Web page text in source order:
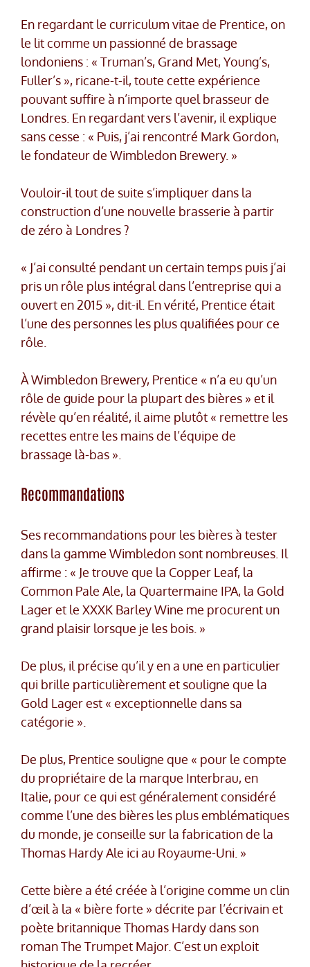
En regardant le curriculum vitae de Prentice, on
le lit comme un passionné de brassage
londoniens : « Truman’s, Grand Met, Young’s,
Fuller’s », ricane-t-il, toute cette expérience
pouvant suffire à n’importe quel brasseur de
Londres. En regardant vers l’avenir, il explique
sans cesse : « Puis, j’ai rencontré Mark Gordon,
le fondateur de Wimbledon Brewery. »
Vouloir-il tout de suite s’impliquer dans la
construction d’une nouvelle brasserie à partir
de zéro à Londres ?
« J’ai consulté pendant un certain temps puis j’ai
pris un rôle plus intégral dans l’entreprise qui a
ouvert en 2015 », dit-il. En vérité, Prentice était
l’une des personnes les plus qualifiées pour ce
rôle.
À Wimbledon Brewery, Prentice « n’a eu qu’un
rôle de guide pour la plupart des bières » et il
révèle qu’en réalité, il aime plutôt « remettre les
recettes entre les mains de l’équipe de
brassage là-bas ».
Recommandations
Ses recommandations pour les bières à tester
dans la gamme Wimbledon sont nombreuses. Il
affirme : « Je trouve que la Copper Leaf, la
Common Pale Ale, la Quartermaine IPA, la Gold
Lager et le XXXK Barley Wine me procurent un
grand plaisir lorsque je les bois. »
De plus, il précise qu’il y en a une en particulier
qui brille particulièrement et souligne que la
Gold Lager est « exceptionnelle dans sa
catégorie ».
De plus, Prentice souligne que « pour le compte
du propriétaire de la marque Interbrau, en
Italie, pour ce qui est généralement considéré
comme l’une des bières les plus emblématiques
du monde, je conseille sur la fabrication de la
Thomas Hardy Ale ici au Royaume-Uni. »
Cette bière a été créée à l’origine comme un clin
d’œil à la « bière forte » décrite par l’écrivain et
poète britannique Thomas Hardy dans son
roman The Trumpet Major. C’est un exploit